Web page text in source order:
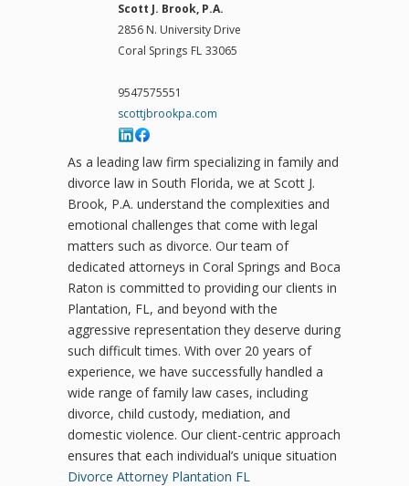
Scott J. Brook, P.A.
2856 N. University Drive
Coral Springs FL 33065
9547575551
scottjbrookpa.com
As a leading law firm specializing in family and
divorce law in South Florida, we at Scott J.
Brook, P.A. understand the complexities and
emotional challenges that come with legal
matters such as divorce. Our team of
dedicated attorneys in Coral Springs and Boca
Raton is committed to providing our clients in
Plantation, FL, and beyond with the
aggressive representation they deserve during
such difficult times. With over 20 years of
experience, we have successfully handled a
wide range of family law cases, including
divorce, child custody, mediation, and
domestic violence. Our client-centric approach
ensures that each individual’s unique situation
Divorce Attorney Plantation FL